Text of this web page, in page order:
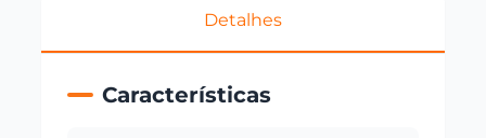
Detalhes
Características